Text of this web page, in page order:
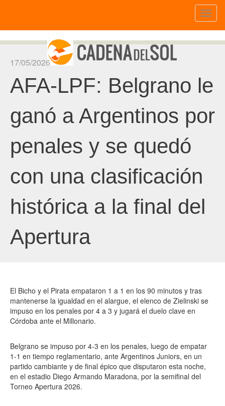
17/05/2026
AFA-LPF: Belgrano le
ganó a Argentinos por
penales y se quedó
con una clasificación
histórica a la final del
Apertura
El Bicho y el Pirata empataron 1 a 1 en los 90 minutos y tras
mantenerse la igualdad en el alargue, el elenco de Zielinski se
impuso en los penales por 4 a 3 y jugará el duelo clave en
Córdoba ante el Millonario.
Belgrano se impuso por 4-3 en los penales, luego de empatar
1-1 en tiempo reglamentario, ante Argentinos Juniors, en un
partido cambiante y de final épico que disputaron esta noche,
en el estadio Diego Armando Maradona, por la semifinal del
Torneo Apertura 2026.